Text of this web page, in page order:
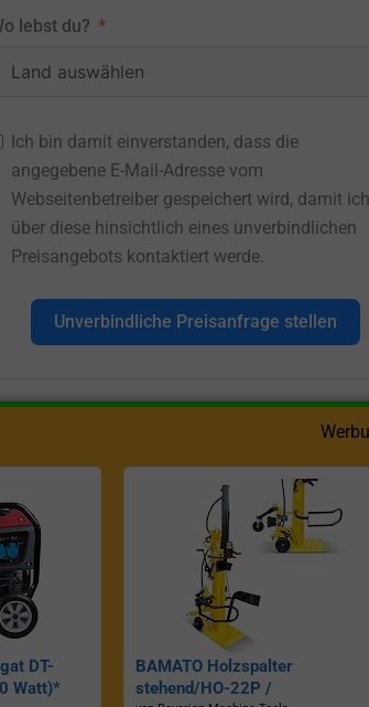
lebst du?
Ich bin damit einverstanden, dass die
angegebene E-Mail-Adresse vom
Webseitenbetreiber gespeichert wird, damit ich
über diese hinsichtlich eines unverbindlichen
Preisangebots kontaktiert werde.
Unverbindliche Preisanfrage stellen
DT-
Watt)*
BAMATO Holzspalter
stehend/HO-22P /